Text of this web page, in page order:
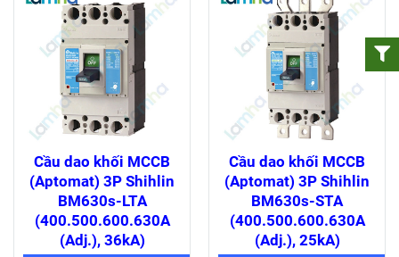
Cầu dao khối MCCB
(Aptomat) 3P Shihlin
BM630s-LTA
(400.500.600.630A
(Adj.), 36kA)
Cầu dao khối MCCB
(Aptomat) 3P Shihlin
BM630s-STA
(400.500.600.630A
(Adj.), 25kA)